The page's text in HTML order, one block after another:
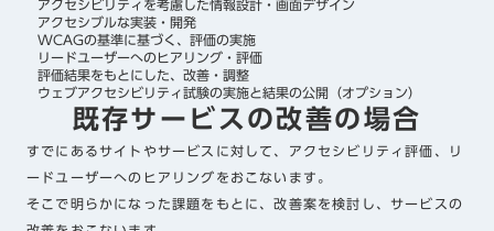
アクセシブルな実装・開発
WCAGの基準に基づく、評価の実施
リードユーザーへのヒアリング・評価
評価結果をもとにした、改善・調整
ウェブアクセシビリティ試験の実施と結果の公開（オプション）
既存サービスの改善の場合
すでにあるサイトやサービスに対して、アクセシビリティ評価、リ
ードユーザーへのヒアリングをおこないます。
そこで明らかになった課題をもとに、改善案を検討し、サービスの